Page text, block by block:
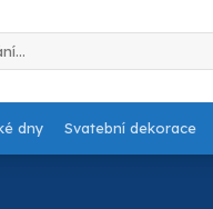
dny Svatební dekorace